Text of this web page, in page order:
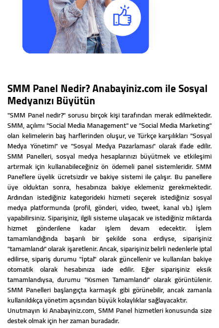
SMM Panel Nedir? Anabayiniz.com ile Sosyal
Medyanızı Büyütün
"SMM Panel nedir?" sorusu birçok kişi tarafından merak edilmektedir.
SMM, açılımı "Social Media Management" ve "Social Media Marketing"
olan kelimelerin baş harflerinden oluşur, ve Türkçe karşılıkları "Sosyal
Medya Yönetimi" ve "Sosyal Medya Pazarlaması" olarak ifade edilir.
SMM Panelleri, sosyal medya hesaplarınızı büyütmek ve etkileşimi
artırmak için kullanabileceğiniz ön ödemeli panel sistemleridir. SMM
Panel'lere üyelik ücretsizdir ve bakiye sistemi ile çalışır. Bu panellere
üye olduktan sonra, hesabınıza bakiye eklemeniz gerekmektedir.
Ardından istediğiniz kategorideki hizmeti seçerek istediğiniz sosyal
medya platformunda (profil, gönderi, video, tweet, kanal vb.) işlem
yapabilirsiniz. Siparişiniz, ilgili sisteme ulaşacak ve istediğiniz miktarda
hizmet gönderilene kadar işlem devam edecektir. İşlem
tamamlandığında başarılı bir şekilde sona erdiyse, siparişiniz
"tamamlandı" olarak işaretlenir. Ancak, siparişiniz belirli nedenlerle iptal
edilirse, sipariş durumu "İptal" olarak güncellenir ve kullanılan bakiye
otomatik olarak hesabınıza iade edilir. Eğer siparişiniz eksik
tamamlandıysa, durumu "Kısmen Tamamlandı" olarak görüntülenir.
SMM Panelleri başlangıçta karmaşık gibi görünebilir, ancak zamanla
kullanıldıkça yönetim açısından büyük kolaylıklar sağlayacaktır.
Unutmayın ki Anabayiniz.com, SMM Panel hizmetleri konusunda size
destek olmak için her zaman buradadır.